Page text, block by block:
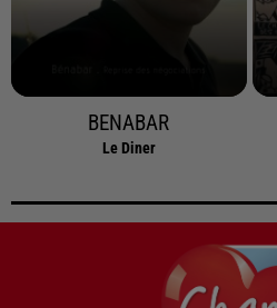
BENABAR
Le Diner